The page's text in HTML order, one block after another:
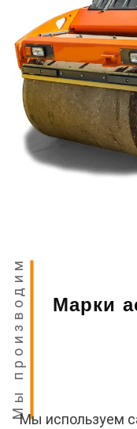
Мы производим Марки
Мы используем